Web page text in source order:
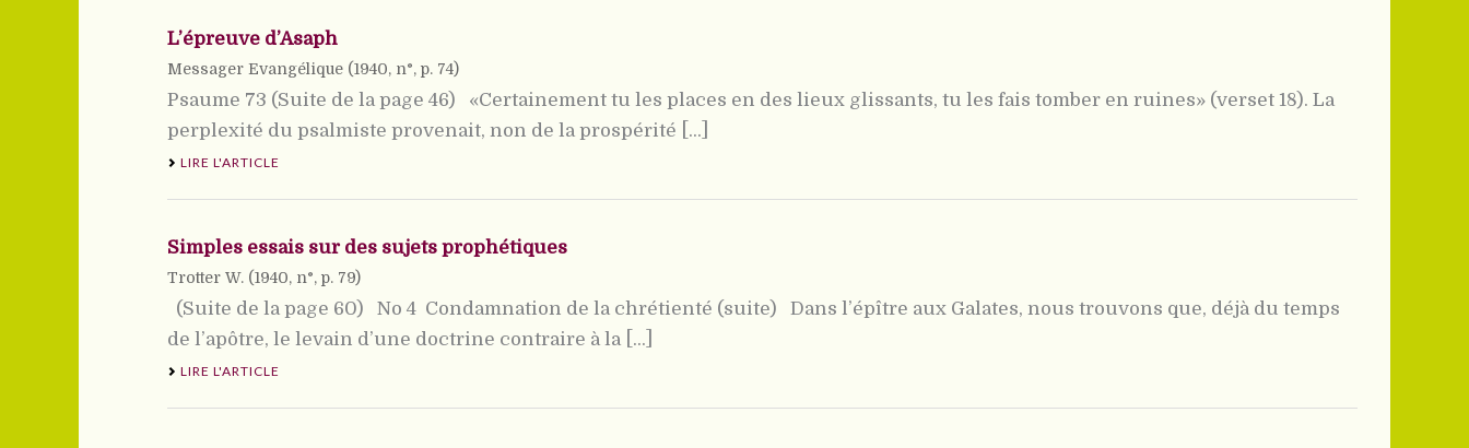
L’épreuve d’Asaph
Messager Evangélique (1940, n°, p. 74)
Psaume 73 (Suite de la page 46) «Certainement tu les places en des lieux glissants, tu les fais tomber en ruines» (verset 18). La
perplexité du psalmiste provenait, non de la prospérité [...]
LIRE L'ARTICLE
Simples essais sur des sujets prophétiques
Trotter W. (1940, n°, p. 79)
(Suite de la page 60) No 4  Condamnation de la chrétienté (suite) Dans l’épître aux Galates, nous trouvons que, déjà du temps
de l’apôtre, le levain d’une doctrine contraire à la [...]
LIRE L'ARTICLE